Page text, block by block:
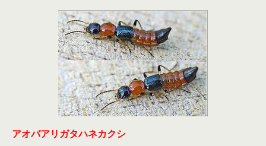
アオバアリガタハネカクシ